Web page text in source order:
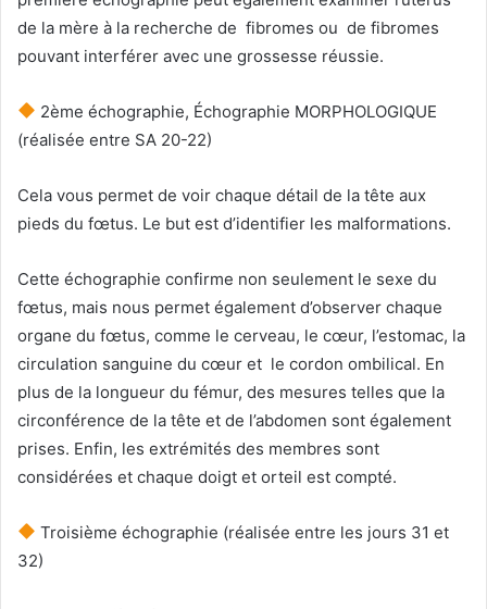
de la mère à la recherche de fibromes ou de fibromes
pouvant interférer avec une grossesse réussie.
2ème échographie, Échographie MORPHOLOGIQUE
(réalisée entre SA 20-22)
Cela vous permet de voir chaque détail de la tête aux
pieds du fœtus. Le but est d’identifier les malformations.
Cette échographie confirme non seulement le sexe du
fœtus, mais nous permet également d’observer chaque
organe du fœtus, comme le cerveau, le cœur, l’estomac, la
circulation sanguine du cœur et le cordon ombilical. En
plus de la longueur du fémur, des mesures telles que la
circonférence de la tête et de l’abdomen sont également
prises. Enfin, les extrémités des membres sont
considérées et chaque doigt et orteil est compté.
Troisième échographie (réalisée entre les jours 31 et
32)